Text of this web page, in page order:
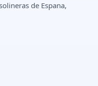
de Espana,